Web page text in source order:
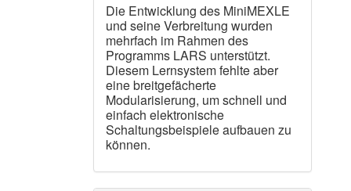
Die Entwicklung des MiniMEXLE
und seine Verbreitung wurden
mehrfach im Rahmen des
Programms LARS unterstützt.
Diesem Lernsystem fehlte aber
eine breitgefächerte
Modularisierung, um schnell und
einfach elektronische
Schaltungsbeispiele aufbauen zu
können.